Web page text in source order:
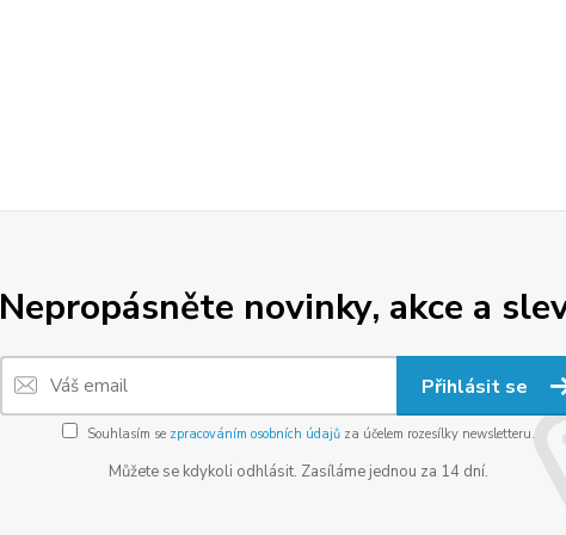
Nepropásněte novinky, akce a
Přihlásit se
Souhlasím se zpracováním osobních údajů za účelem rozesílky newsletteru.
Můžete se kdykoli odhlásit. Zasíláme jednou za 14 dní.